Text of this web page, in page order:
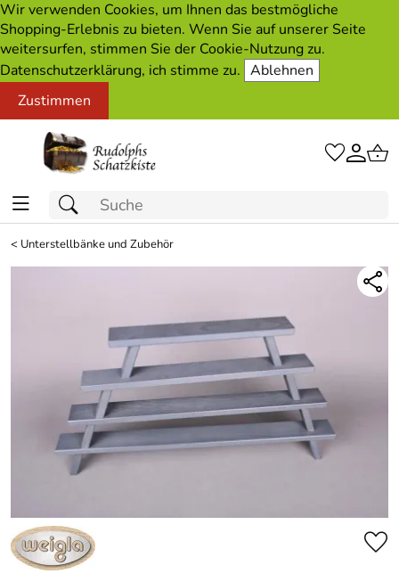
Wir verwenden Cookies, um Ihnen das bestmögliche
Shopping-Erlebnis zu bieten. Wenn Sie auf unserer Seite
weitersurfen, stimmen Sie der Cookie-Nutzung zu.
Datenschutzerklärung, ich stimme zu. Ablehnen
Zustimmen
< Unterstellbänke und Zubehör